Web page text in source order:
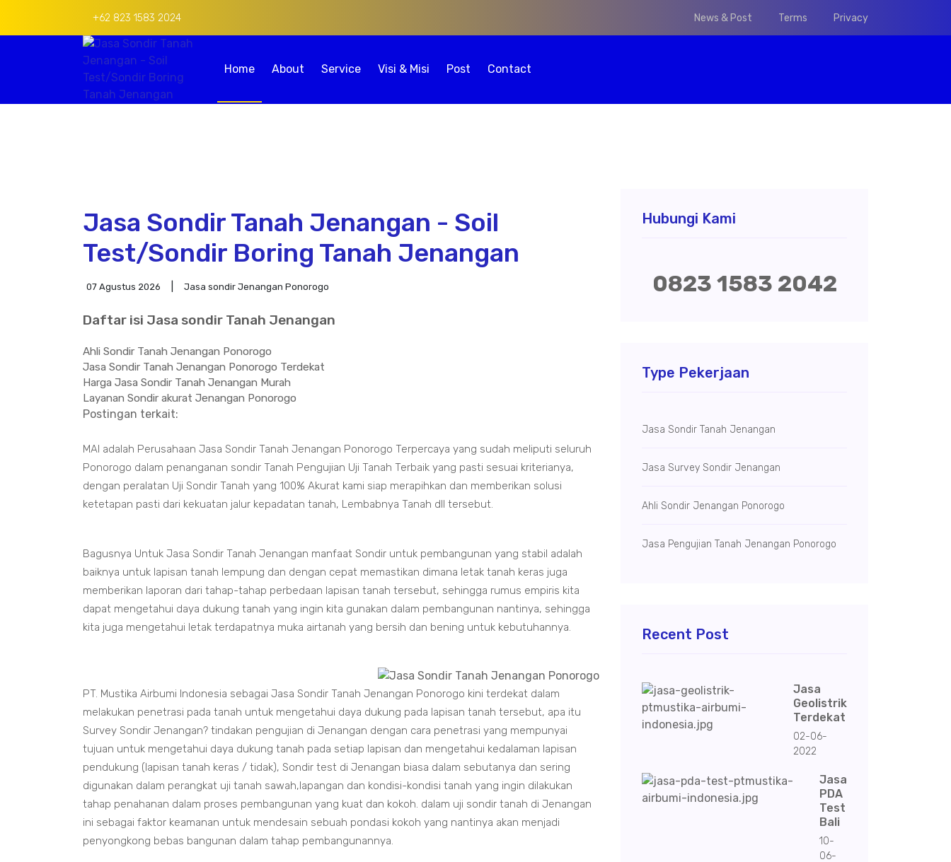
+62 823 1583 2024 News & Post Terms Privacy
Home About Service Visi & Misi Post Contact
Jasa Sondir Tanah Jenangan - Soil
Test/Sondir Boring Tanah Jenangan
07 Agustus 2026 Jasa sondir Jenangan Ponorogo
Daftar isi Jasa sondir Tanah Jenangan
Ahli Sondir Tanah Jenangan Ponorogo
Jasa Sondir Tanah Jenangan Ponorogo Terdekat
Harga Jasa Sondir Tanah Jenangan Murah
Layanan Sondir akurat Jenangan Ponorogo
Postingan terkait:
MAI adalah Perusahaan Jasa Sondir Tanah Jenangan Ponorogo Terpercaya yang sudah meliputi seluruh
Ponorogo dalam penanganan sondir Tanah Pengujian Uji Tanah Terbaik yang pasti sesuai kriterianya,
dengan peralatan Uji Sondir Tanah yang 100% Akurat kami siap merapihkan dan memberikan solusi
ketetapan pasti dari kekuatan jalur kepadatan tanah, Lembabnya Tanah dll tersebut.
Bagusnya Untuk Jasa Sondir Tanah Jenangan manfaat Sondir untuk pembangunan yang stabil adalah
baiknya untuk lapisan tanah lempung dan dengan cepat memastikan dimana letak tanah keras juga
memberikan laporan dari tahap-tahap perbedaan lapisan tanah tersebut, sehingga rumus empiris kita
dapat mengetahui daya dukung tanah yang ingin kita gunakan dalam pembangunan nantinya, sehingga
kita juga mengetahui letak terdapatnya muka airtanah yang bersih dan bening untuk kebutuhannya.
PT. Mustika Airbumi Indonesia sebagai Jasa Sondir Tanah Jenangan Ponorogo kini terdekat dalam
melakukan penetrasi pada tanah untuk mengetahui daya dukung pada lapisan tanah tersebut, apa itu
Survey Sondir Jenangan? tindakan pengujian di Jenangan dengan cara penetrasi yang mempunyai
tujuan untuk mengetahui daya dukung tanah pada setiap lapisan dan mengetahui kedalaman lapisan
pendukung (lapisan tanah keras / tidak), Sondir test di Jenangan biasa dalam sebutanya dan sering
digunakan dalam perangkat uji tanah sawah,lapangan dan kondisi-kondisi tanah yang ingin dilakukan
tahap penahanan dalam proses pembangunan yang kuat dan kokoh. dalam uji sondir tanah di Jenangan
ini sebagai faktor keamanan untuk mendesain sebuah pondasi kokoh yang nantinya akan menjadi
penyongkong bebas bangunan dalam tahap pembangunannya.
Hubungi Kami
0823 1583 2042
Type Pekerjaan
Jasa Sondir Tanah Jenangan
Jasa Survey Sondir Jenangan
Ahli Sondir Jenangan Ponorogo
Jasa Pengujian Tanah Jenangan Ponorogo
Recent Post
Jasa
Geolistrik
Terdekat
02-06-
2022
Jasa
PDA
Test
Bali
10-
06-